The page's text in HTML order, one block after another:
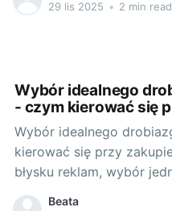
29 lis 2025 • 2 min read
Wybór idealnego
- czym kierować się
Wybór idealnego
kierować się przy
błysku reklam, wybór
być prawdziwym
Beata